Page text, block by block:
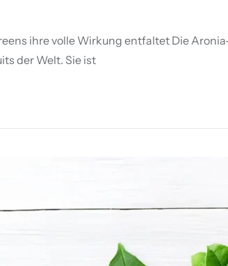
ihre volle Wirkung entfaltet Die
der Welt. Sie ist